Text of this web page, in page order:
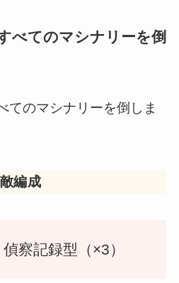
べてのマシナリーを倒
てのマシナリーを倒しま
敵編成
察記録型（×3）